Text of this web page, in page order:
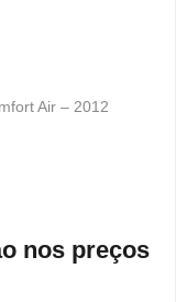
Air – 2012
nos preços